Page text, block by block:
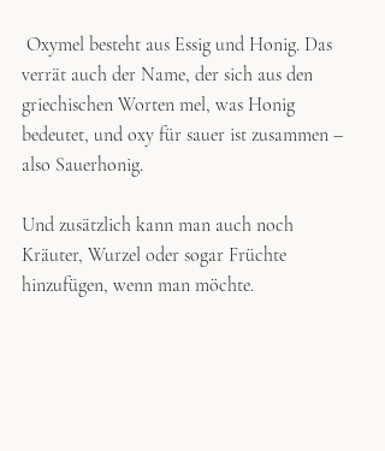
verrät auch der Name, der sich aus den
griechischen Worten mel, was Honig
bedeutet, und oxy für sauer ist zusammen –
also Sauerhonig.
Und zusätzlich kann man auch noch
Kräuter, Wurzel oder sogar Früchte
hinzufügen, wenn man möchte.